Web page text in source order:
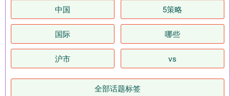
中国 5策略
国际 哪些
沪市 vs
全部话题标签